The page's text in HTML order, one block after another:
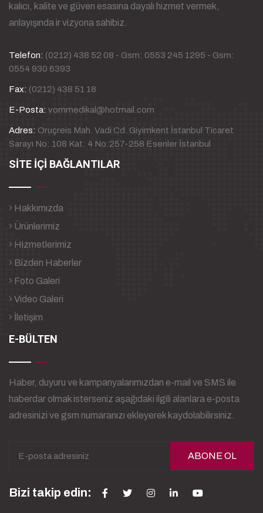
kalıcı, kalite ve güven esasına dayalı hizmet vermek,
anlayışında ir vizyona sahibiz.
Telefon: (0212) 438 52 08 - Gsm: 0553 245 1295 - Gsm:
0554 930 6393
Fax: (0212) 438 51 18
E-Posta: vommedikal@hotmail.com
Adres: Oruçreis Mah. Vadi Cd. Giyimkent İstanbul Ticaret
Sarayı No: 108 Kat: 4 No:257-258 Esenler İstanbul
SİTE İÇİ BAĞLANTILAR
Hakkımızda
Ürünlerimiz
Hizmetlerimiz
Bizden Haberler
Foto Galeri
Video Galeri
İletişim
E-BÜLTEN
Haber, duyuru ve kampanyalarımızdan e-mail ve SMS ile
haberdar olmak isterseniz aşağıdaki ilgili alanlara e-posta
adresinizi ve gsm numaranızı ekleyerek kaydolabilirsiniz.
ABONE OL
Bizi takip edin: